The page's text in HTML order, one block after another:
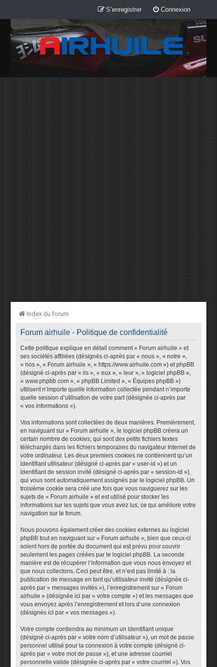
Connexion
S’enregistrer
Index du forum
Forum airhuile - Politique de confidentialité
Cette politique explique en détail comment « Forum airhuile » et
ses sociétés affiliées (désignés ci-après par « nous », « notre »,
« nos », « Forum airhuile », « https://www.airhuile.com ») et phpBB
(désigné ci-après par « ils », « eux », « leur », « logiciel phpBB »,
« www.phpbb.com », « phpBB Limited », « Équipes phpBB »)
utilisent n’importe quelle information collectée pendant n’importe
quelle session d’utilisation de votre part (désignée ci-après par
« vos informations »).
Vos informations sont collectées de deux manières. Premièrement,
en naviguant sur « Forum airhuile », le logiciel phpBB créera un
certain nombre de cookies, qui sont des petits fichiers textes
téléchargés dans les fichiers temporaires du navigateur Internet de
votre ordinateur. Les deux premiers cookies ne contiennent qu’un
identifiant utilisateur (désigné ci-après par « user-id ») et un
identifiant de session invité (désigné ci-après par « session-id »),
qui vous sont automatiquement assignés par le logiciel phpBB. Un
troisième cookie sera créé une fois que vous naviguerez sur les
sujets de « Forum airhuile » et est utilisé pour stocker les
informations sur les sujets que vous avez lus, ce qui améliore votre
navigation sur le forum.
Nous pouvons également créer des cookies externes au logiciel
phpBB tout en naviguant sur « Forum airhuile », bien que ceux-ci
soient hors de portée du document qui est prévu pour couvrir
seulement les pages créées par le logiciel phpBB. La seconde
manière est de récupérer l’information que vous nous envoyez et
que nous collectons. Ceci peut être, et n’est pas limité à : la
publication de message en tant qu’utilisateur invité (désignée ci-
après par « messages invités »), l’enregistrement sur « Forum
airhuile » (désignée ici par « votre compte ») et les messages que
vous envoyez après l’enregistrement et lors d’une connexion
(désignés ici par « vos messages »).
Votre compte contiendra au minimum un identifiant unique
(désigné ci-après par « votre nom d’utilisateur »), un mot de passe
personnel utilisé pour la connexion à votre compte (désigné ci-
après par « votre mot de passe »), et une adresse courriel
personnelle valide (désignée ci-après par « votre courriel »). Vos